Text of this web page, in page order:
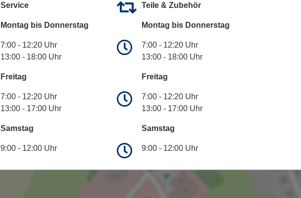
Service
Montag bis Donnerstag
7:00 - 12:20 Uhr
13:00 - 18:00 Uhr
Freitag
7:00 - 12:20 Uhr
13:00 - 17:00 Uhr
Samstag
9:00 - 12:00 Uhr
Teile & Zubehör
Montag bis Donnerstag
7:00 - 12:20 Uhr
13:00 - 18:00 Uhr
Freitag
7:00 - 12:20 Uhr
13:00 - 17:00 Uhr
Samstag
9:00 - 12:00 Uhr